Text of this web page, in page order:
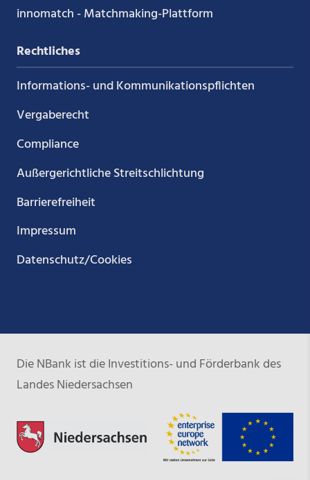
innomatch - Matchmaking-Plattform
Rechtliches
Informations- und Kommunikations­pflichten
Vergaberecht
Compliance
Außergerichtliche Streitschlichtung
Barrierefreiheit
Impressum
Datenschutz/Cookies
Die NBank ist die Investitions- und Förderbank des
Landes Niedersachsen